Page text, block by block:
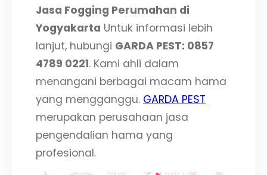
Jasa Fogging Perumahan di
Yogyakarta Untuk informasi lebih
lanjut, hubungi GARDA PEST: 0857
4789 0221. Kami ahli dalam
menangani berbagai macam hama
yang mengganggu. GARDA PEST
merupakan perusahaan jasa
pengendalian hama yang
profesional.